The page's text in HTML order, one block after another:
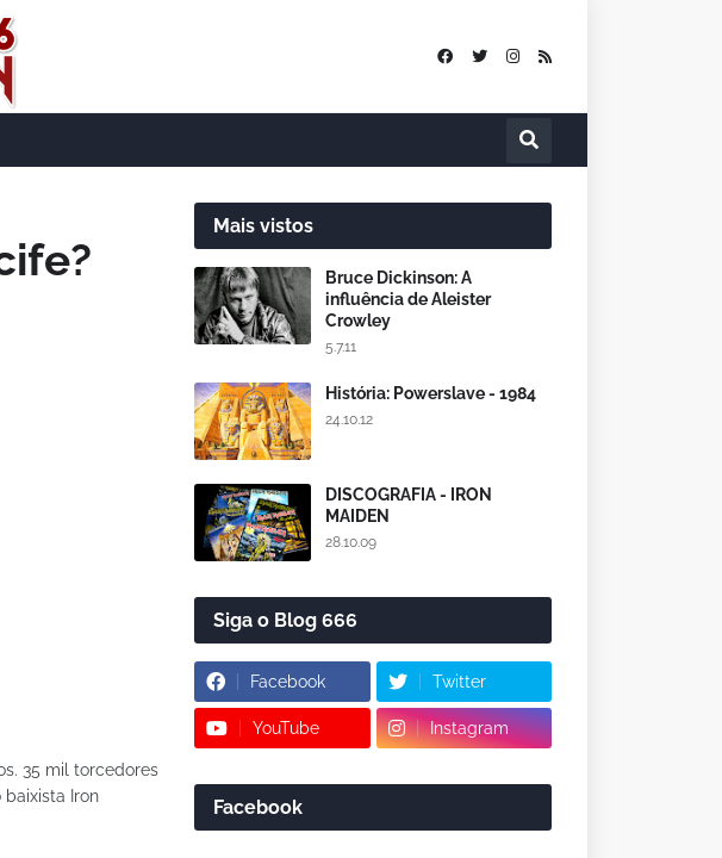
35 mil torcedores
baixista Iron
Mais vistos
Bruce Dickinson: A
influência de Aleister
Crowley
5.7.11
História: Powerslave - 1984
24.10.12
DISCOGRAFIA - IRON
MAIDEN
28.10.09
Siga o Blog 666
Facebook Twitter
YouTube Instagram
Facebook